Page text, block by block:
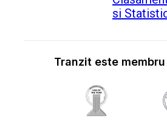
Tranzit este